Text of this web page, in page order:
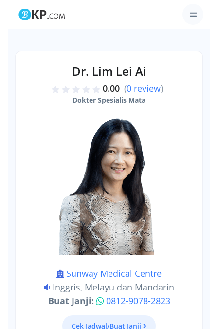
Dr. Lim Lei Ai
0.00 (0 review)
Dokter Spesialis Mata
Sunway Medical Centre
Inggris, Melayu dan Mandarin
Buat Janji:
0812-9078-2823
Cek Jadwal/Buat Janji